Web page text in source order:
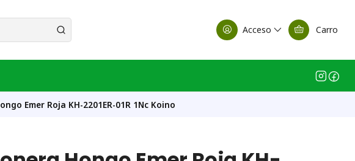
Acceso Carro
Emer Roja KH-2201ER-01R 1Nc Koino